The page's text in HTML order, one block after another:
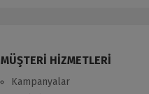
MÜŞTERİ HİZMETLERİ
Kampanyalar